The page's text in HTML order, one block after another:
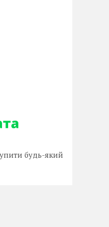
будь-який